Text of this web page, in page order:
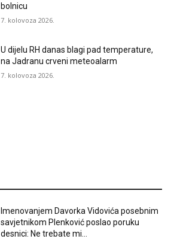
bolnicu
7. kolovoza 2026.
U dijelu RH danas blagi pad temperature,
na Jadranu crveni meteoalarm
7. kolovoza 2026.
Imenovanjem Davorka Vidovića posebnim
savjetnikom Plenković poslao poruku
desnici: Ne trebate mi…